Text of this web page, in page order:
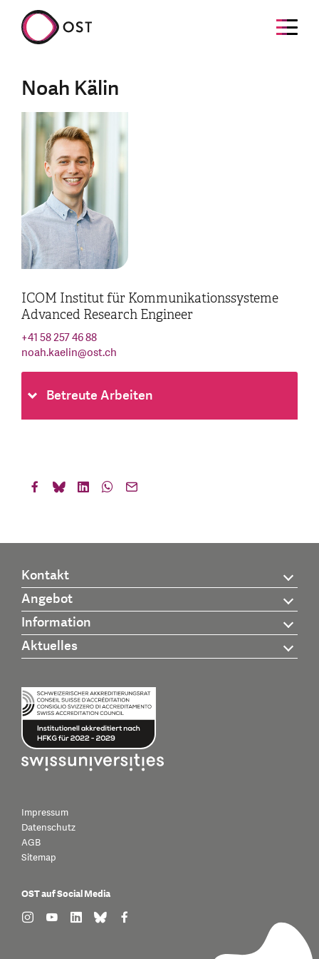
Noah Kälin
ICOM Institut für Kommunikationssysteme
Advanced Research Engineer
+41 58 257 46 88
noah.kaelin@ost.ch
Betreute Arbeiten
Kontakt
Angebot
Information
Aktuelles
Impressum
Datenschutz
AGB
Sitemap
OST auf Social Media
find us on: instagram
find us on: youtube
find us on: linkedin
find us on: bluesky
find us on: facebook